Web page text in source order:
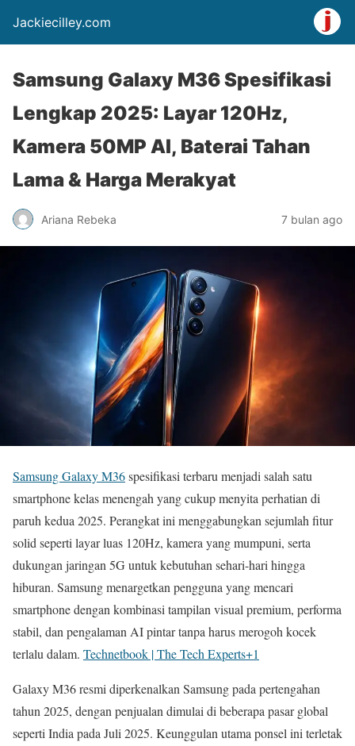
Jackiecilley.com
Samsung Galaxy M36 Spesifikasi
Lengkap 2025: Layar 120Hz,
Kamera 50MP AI, Baterai Tahan
Lama & Harga Merakyat
Ariana Rebeka 7 bulan ago
Samsung Galaxy M36spesifikasi terbaru menjadi salah satu
smartphone kelas menengah yang cukup menyita perhatian di
paruh kedua 2025. Perangkat ini menggabungkan sejumlah fitur
solid seperti layar luas 120Hz, kamera yang mumpuni, serta
dukungan jaringan 5G untuk kebutuhan sehari-hari hingga
hiburan. Samsung menargetkan pengguna yang mencari
smartphone dengan kombinasi tampilan visual premium, performa
stabil, dan pengalaman AI pintar tanpa harus merogoh kocek
terlalu dalam. Technetbook | The Tech Experts+1
Galaxy M36 resmi diperkenalkan Samsung pada pertengahan
tahun 2025, dengan penjualan dimulai di beberapa pasar global
seperti India pada Juli 2025. Keunggulan utama ponsel ini terletak